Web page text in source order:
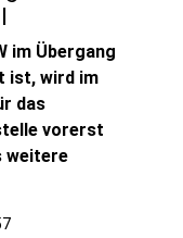
im Übergang
ist, wird im
das
vorerst
weitere